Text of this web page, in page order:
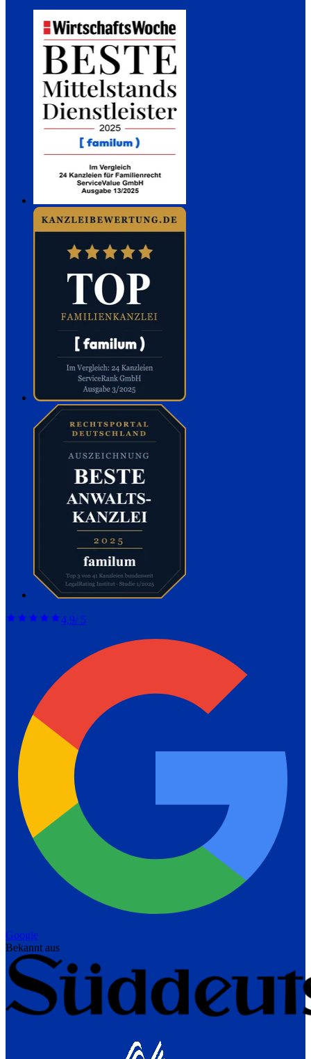
4,9/ 5
Google
Bekannt aus